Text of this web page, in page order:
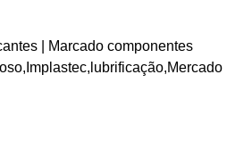
Marcado componentes
, Implastec, lubrificação,Mercado